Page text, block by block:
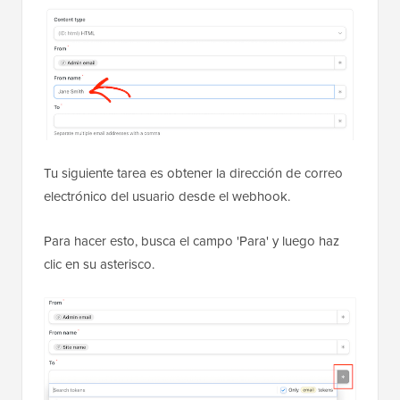
Tu siguiente tarea es obtener la dirección de correo
electrónico del usuario desde el webhook.
Para hacer esto, busca el campo 'Para' y luego haz
clic en su asterisco.